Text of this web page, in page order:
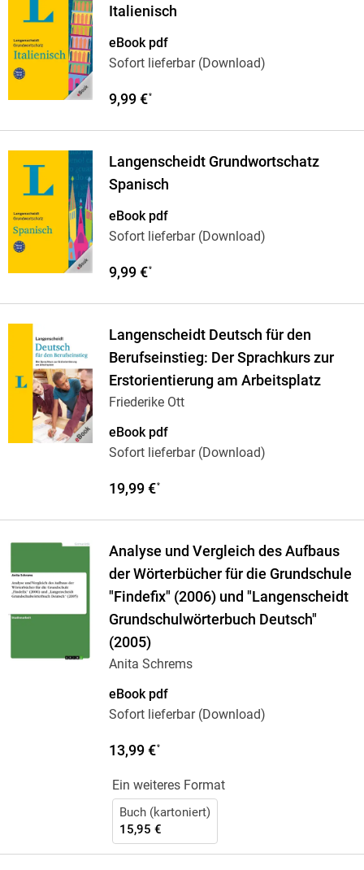
Italienisch
eBook pdf
Sofort lieferbar (Download)
9,99 €*
Langenscheidt Grundwortschatz
Spanisch
eBook pdf
Sofort lieferbar (Download)
9,99 €*
Langenscheidt Deutsch für den
Berufseinstieg: Der Sprachkurs zur
Erstorientierung am Arbeitsplatz
Friederike Ott
eBook pdf
Sofort lieferbar (Download)
19,99 €*
Analyse und Vergleich des Aufbaus
der Wörterbücher für die Grundschule
"Findefix" (2006) und "Langenscheidt
Grundschulwörterbuch Deutsch"
(2005)
Anita Schrems
eBook pdf
Sofort lieferbar (Download)
13,99 €*
Ein weiteres Format
Buch (kartoniert)
15,95 €